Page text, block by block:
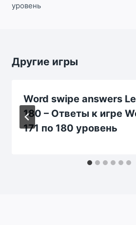
уровень
Другие игры
Word swipe answers
180 – Ответы к игре
171 по 180 уровень